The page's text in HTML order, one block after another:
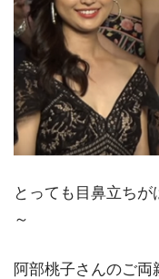
とっても目鼻立ち
～
阿部桃子さんのご